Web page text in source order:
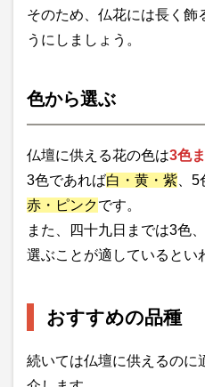
そのため、仏花には長く飾
うにしましょう。
色から選ぶ
仏壇に供える花の色は3色
3色であれば白・黄・紫 、
赤・ピンクです。
また、四十九日までは3色
選ぶことが適しているとい
おすすめの品種
続いては仏壇に供えるのに